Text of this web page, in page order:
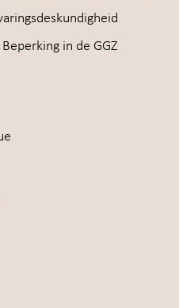
in de GGZ